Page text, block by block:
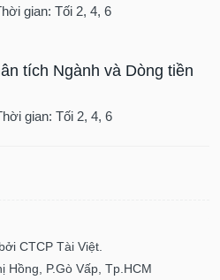
gian: Tối 2, 4, 6
tích Ngành và Dòng tiền
gian: Tối 2, 4, 6
CTCP Tài Việt.
Hồng, P.Gò Vấp, Tp.HCM